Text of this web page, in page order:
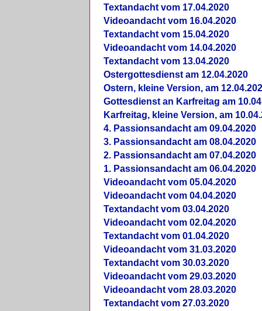
Textandacht vom 17.04.2020
Videoandacht vom 16.04.2020
Textandacht vom 15.04.2020
Videoandacht vom 14.04.2020
Textandacht vom 13.04.2020
Ostergottesdienst am 12.04.2020
Ostern, kleine Version, am
Gottesdienst an Karfreitag am
Karfreitag, kleine Version, am
4. Passionsandacht am 09.04.2020
3. Passionsandacht am 08.04.2020
2. Passionsandacht am 07.04.2020
1. Passionsandacht am 06.04.2020
Videoandacht vom 05.04.2020
Videoandacht vom 04.04.2020
Textandacht vom 03.04.2020
Videoandacht vom 02.04.2020
Textandacht vom 01.04.2020
Videoandacht vom 31.03.2020
Textandacht vom 30.03.2020
Videoandacht vom 29.03.2020
Videoandacht vom 28.03.2020
Textandacht vom 27.03.2020